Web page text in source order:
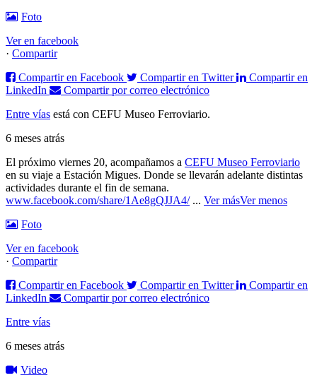
Foto
Ver en facebook
· Compartir
Compartir en Facebook
Compartir en Twitter
Compartir en
LinkedIn
Compartir por correo electrónico
Entre vías está con CEFU Museo Ferroviario.
6 meses atrás
El próximo viernes 20, acompañamos a CEFU Museo Ferroviario
en su viaje a Estación Migues. Donde se llevarán adelante distintas
actividades durante el fin de semana.
www.facebook.com/share/1Ae8gQJJA4/ ... Ver másVer menos
Foto
Ver en facebook
· Compartir
Compartir en Facebook
Compartir en Twitter
Compartir en
LinkedIn
Compartir por correo electrónico
Entre vías
6 meses atrás
Video